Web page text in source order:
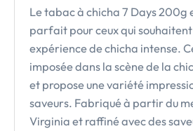
Le tabac à chicha 7 Days 200g
parfait pour ceux qui
expérience de chicha intense.
imposée dans la scène de la
et propose une variété
saveurs. Fabriqué à partir du
Virginia et raffiné avec des